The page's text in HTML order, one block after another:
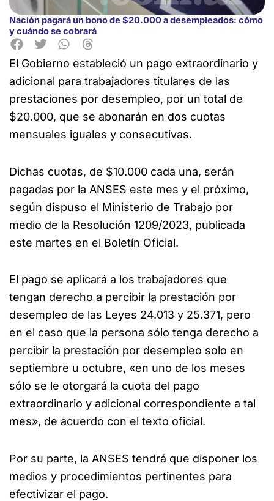
Nación pagará un bono de $20.000 a desempleados: cómo
y cuándo se cobrará
El Gobierno estableció un pago extraordinario y
adicional para trabajadores titulares de las
prestaciones por desempleo, por un total de
$20.000, que se abonarán en dos cuotas
mensuales iguales y consecutivas.
Dichas cuotas, de $10.000 cada una, serán
pagadas por la ANSES este mes y el próximo,
según dispuso el Ministerio de Trabajo por
medio de la Resolución 1209/2023, publicada
este martes en el Boletín Oficial.
El pago se aplicará a los trabajadores que
tengan derecho a percibir la prestación por
desempleo de las Leyes 24.013 y 25.371, pero
en el caso que la persona sólo tenga derecho a
percibir la prestación por desempleo solo en
septiembre u octubre, «en uno de los meses
sólo se le otorgará la cuota del pago
extraordinario y adicional correspondiente a tal
mes», de acuerdo con el texto oficial.
Por su parte, la ANSES tendrá que disponer los
medios y procedimientos pertinentes para
efectivizar el pago.